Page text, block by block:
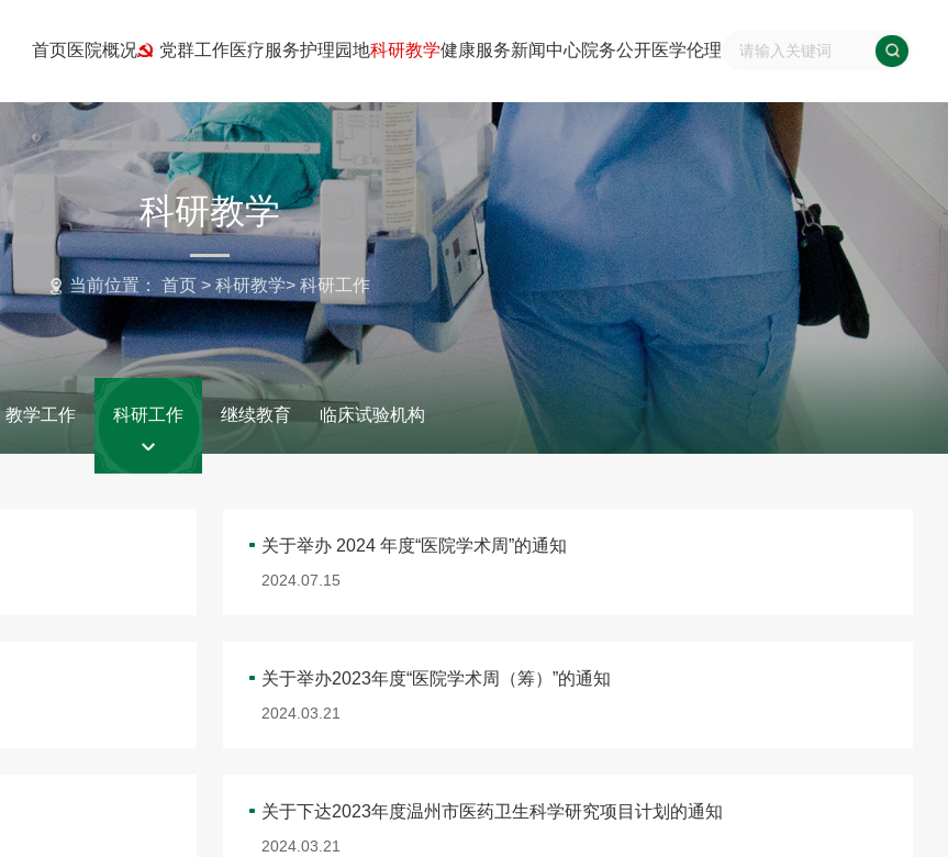
首页医院概况 党群工作医疗服务护理园地科研教学健康服务新闻中心院务公开医学伦理
科研教学
当前位置： 首页> 科研教学> 科研工作
教学工作 科研工作 继续教育 临床试验机构
关于举办 2024 年度“医院学术周”的通知
2024.07.15
关于举办2023年度“医院学术周（筹）”的通知
2024.03.21
关于下达2023年度温州市医药卫生科学研究项目计划的通知
2024.03.21